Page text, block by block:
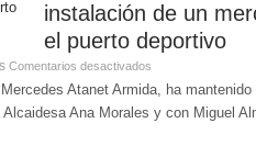
instalación de un
el puerto deportivo
Comentarios desactivados
Atanet Armida, ha
Ana Morales y con Miguel